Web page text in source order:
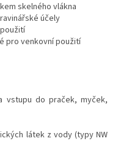
skelného vlákna
účely
pro venkovní použití
vstupu do praček, myček,
látek z vody (typy NW